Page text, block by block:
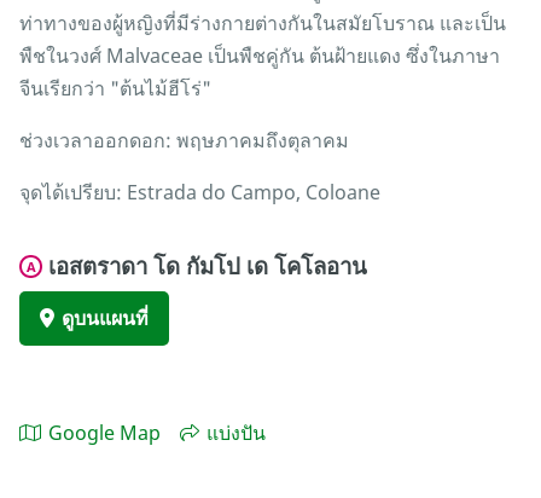
ท่าทางของผู้หญิงที่มีร่างกายต่างกันในสมัยโบราณ และเป็น
พืชในวงศ์ Malvaceae เป็นพืชคู่กัน ต้นฝ้ายแดง ซึ่งในภาษา
จีนเรียกว่า "ต้นไม้ฮีโร่"
ช่วงเวลาออกดอก: พฤษภาคมถึงตุลาคม
จุดได้เปรียบ: Estrada do Campo, Coloane
A เอสตราดา โด กัมโป เด โคโลอาน
ดูบนแผนที่
Google Map แบ่งปัน